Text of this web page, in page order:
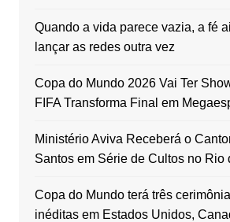
Quando a vida parece vazia, a fé
lançar as redes outra vez
Copa do Mundo 2026 Vai Ter
FIFA Transforma Final em
Ministério Aviva Receberá o
Santos em Série de Cultos no Rio
Copa do Mundo terá três
inéditas em Estados Unidos,